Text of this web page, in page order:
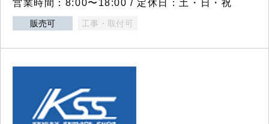
営業時間：8:00〜18:00 / 定休日：土・日・祝
販売可 工事・取付可